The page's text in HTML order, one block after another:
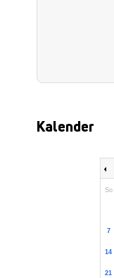
Kalender
So
7
14
21